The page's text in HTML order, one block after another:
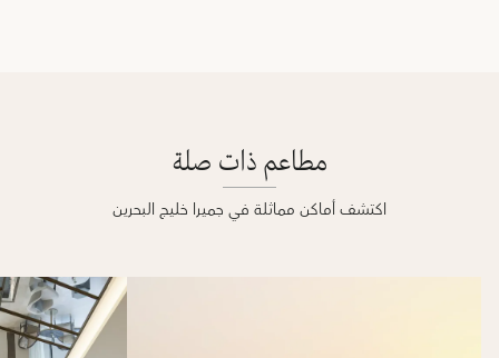
مطاعم ذات صلة
اكتشف أماكن مماثلة في جميرا خليج البحرين